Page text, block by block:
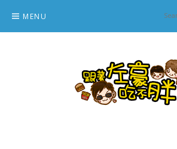
content
MENU